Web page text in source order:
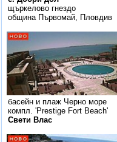
щъркелово гнездо
община Първомай, Пловдив
басейн и плаж Черно море
компл. 'Prestige Fort Beach'
Свети Влас